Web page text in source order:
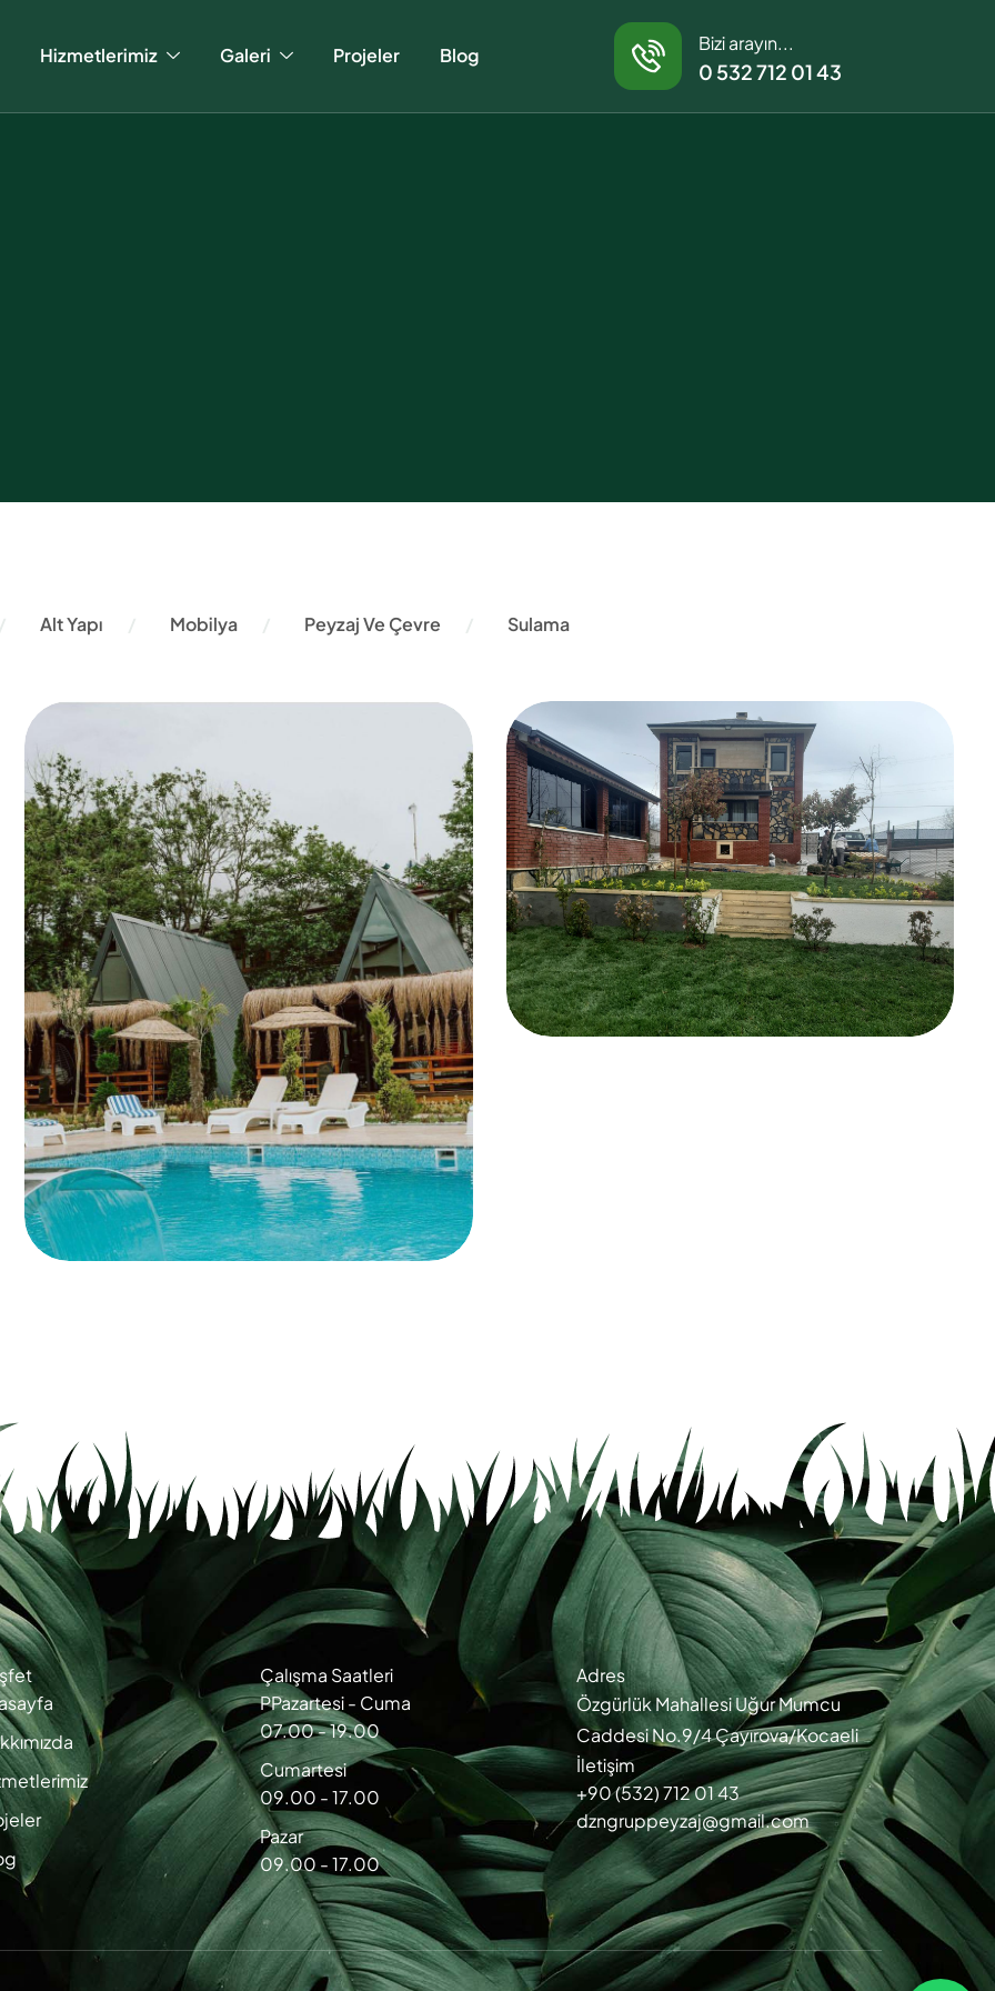
Hizmetlerimiz Galeri Projeler Blog
Bizi arayın...
0 532 712 01 43
Alt Yapı Mobilya Peyzaj Ve Çevre Sulama
Çalışma Saatleri
PPazartesi - Cuma
07.00 - 19.00
Cumartesi
09.00 - 17.00
Pazar
09.00 - 17.00
Adres
Özgürlük Mahallesi Uğur Mumcu
Caddesi No.9/4 Çayırova/Kocaeli
İletişim
+90 (532) 712 01 43
dzngruppeyzaj@gmail.com